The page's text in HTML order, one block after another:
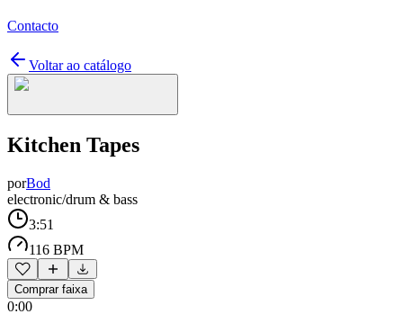
Contacto
Voltar ao catálogo
Kitchen Tapes
porBod
electronic/drum & bass
3:51
116 BPM
Comprar faixa
0:00